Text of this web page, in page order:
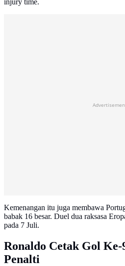
injury time.
Kemenangan itu juga membawa
babak 16 besar. Duel dua raksasa
pada 7 Juli.
Ronaldo Cetak Gol
Penalti